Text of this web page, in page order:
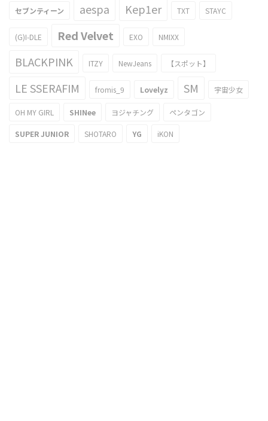
セブンティーン aespa Kep1er TXT STAYC
(G)I-DLE Red Velvet EXO NMIXX
BLACKPINK ITZY NewJeans 【スポット】
LE SSERAFIM fromis_9 Lovelyz SM 宇宙少女
OH MY GIRL SHINee ヨジャチング ペンタゴン
SUPER JUNIOR SHOTARO YG iKON